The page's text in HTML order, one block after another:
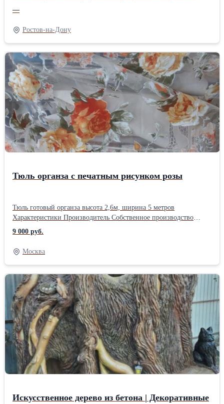
бук, ясень, дуб.С нами работают опытные ландшафтные
дизайнеры .Дизайнерское кашпо всегда в цене.
—
Ростов-на-Дону
Тюль органза с печатным рисунком розы
Тюль готовый органза высота 2,6м, ширина 5 метров
Характеристики Производитель Собственное производство
Страна производитель Турция Материал Органза Цвет Красный
Принты, узоры Цветочные Способ подвеса: самый
распространенный способ подвеса штор являются тесьма
(пришитая к верхнему краю изделия) материал органза с
печатным рисунком розы красные Тюль имеет по
низу утяжелитель и красивый цветочный рисунок.
9 000 руб.
Москва
Искусственное дерево из бетона | Декоративные